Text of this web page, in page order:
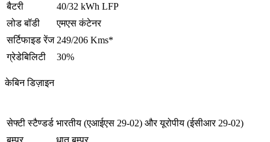
बैटरी
40/32 kWh LFP
लोड बॉडी
एमएस कंटेनर
सर्टिफाइड रेंज 249/206 Kms*
ग्रेडेबिलिटी
30%
केबिन डिज़ाइन
सेफ्टी स्टैण्डर्ड भारतीय (एआईएस 29-02) और यूरोपीय (ईसीआर 29-02)
बम्पर
धातु बम्पर